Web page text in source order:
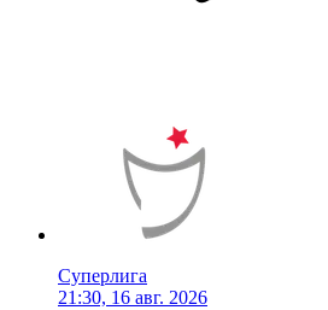
Суперлига
21:30, 16 авг. 2026